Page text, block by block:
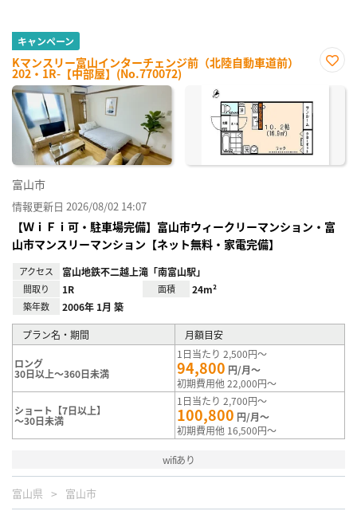
キャンペーン
Kマンスリー富山インターチェンジ前（北陸自動車道前）
202・1R-【中部屋】(No.770072)
に入
富山市
情報更新日 2026/08/02 14:07
【ＷｉＦｉ可・駐車場完備】富山市ウィークリーマンション・富
山市マンスリーマンション【ネット無料・家電完備】
アクセス 富山地鉄不二越上滝「南富山駅」
間取り 1R 面積 24m²
築年数 2006年 1月 築
プラン名・期間 月額目安
ロング
30日以上～360日未満
1日当たり 2,500円～
94,800 円/月～
初期費用他 22,000円～
ショート【7日以上】
～30日未満
1日当たり 2,700円～
100,800 円/月～
初期費用他 16,500円～
wifiあり
富山県 富山市